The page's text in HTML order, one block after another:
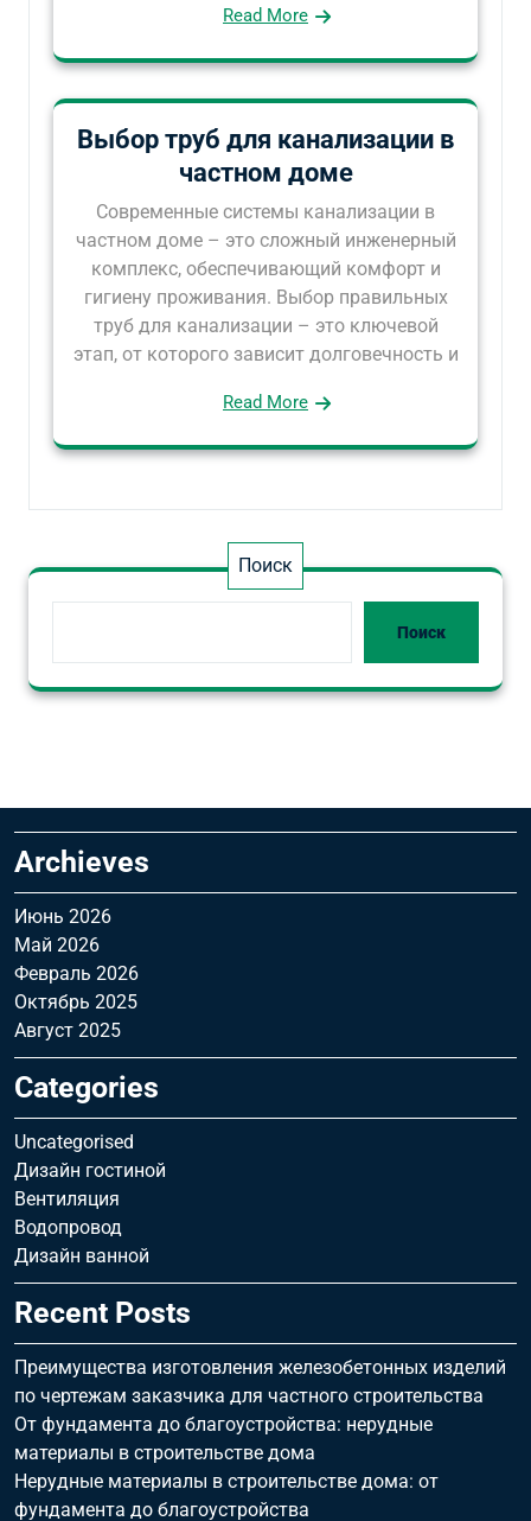
Read More
Выбор труб для канализации в
частном доме
Современные системы канализации в
частном доме – это сложный инженерный
комплекс, обеспечивающий комфорт и
гигиену проживания. Выбор правильных
труб для канализации – это ключевой
этап, от которого зависит долговечность и
Read More
Поиск
Поиск
Archieves
Июнь 2026
Май 2026
Февраль 2026
Октябрь 2025
Август 2025
Categories
Uncategorised
Дизайн гостиной
Вентиляция
Водопровод
Дизайн ванной
Recent Posts
Преимущества изготовления железобетонных изделий
по чертежам заказчика для частного строительства
От фундамента до благоустройства: нерудные
материалы в строительстве дома
Нерудные материалы в строительстве дома: от
фундамента до благоустройства